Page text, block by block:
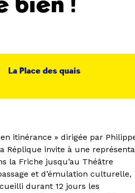
La Place des quais
itinérance » dirigée par
Réplique invite à une
la Friche jusqu’au Théâtre
et d’émulation culturelle,
durant 12 jours les